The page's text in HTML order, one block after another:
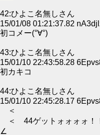
42:ひよこ名無しさん
15/01/08 01:21:37.82
初コメー(°∀°)
43:ひよこ名無しさん
15/01/10 22:43:58.28
初カキコ
44:ひよこ名無しさん
15/01/10 22:45:28.17
＜
＜ 44ゲットォ
∠ ＞